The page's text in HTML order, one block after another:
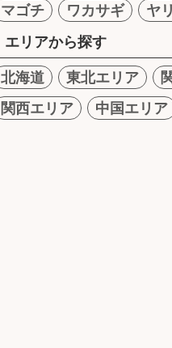
マゴチ
ワカサギ ヤ
エリアから探す
北海道 東北エリア
関西エリア
中国エリア